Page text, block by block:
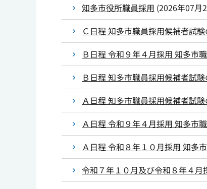
知多市役所職員採用 (2026年07月
Ｃ日程 知多市職員採用候補者試
Ｂ日程 令和９年４月採用 知多市
Ｂ日程 知多市職員採用候補者試
Ａ日程 知多市職員採用候補者試
Ａ日程 令和９年４月採用 知多市
Ａ日程 令和８年１０月採用 知多
令和７年１０月及び令和８年４